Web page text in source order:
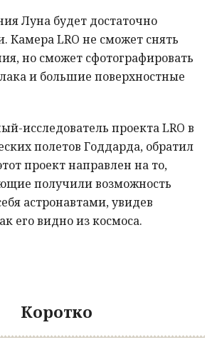
Луна будет достаточно
Камера LRO не сможет снять
но сможет сфотографировать
и большие поверхностные
исследователь проекта LRO в
полетов Годдарда, обратил
проект направлен на то,
получили возможность
астронавтами, увидев
его видно из космоса.
Коротко